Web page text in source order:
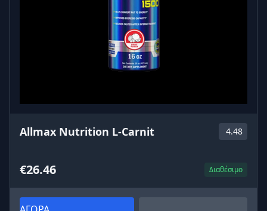
Allmax Nutrition L-Carnit 4.48
€26.46 Διαθέσιμο